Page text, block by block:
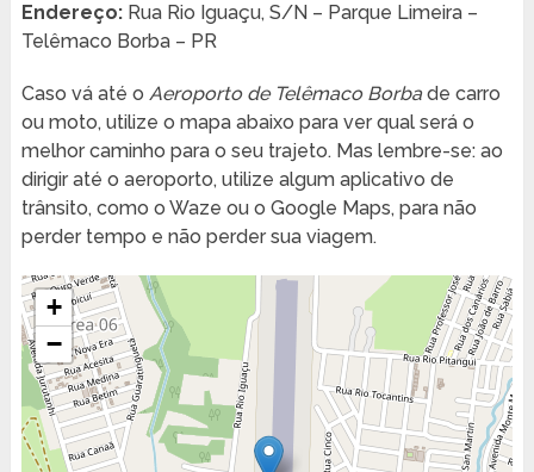
Endereço:Rua Rio Iguaçu, S/N – Parque Limeira –
Telêmaco Borba – PR
Caso vá até o Aeroporto de Telêmaco Borbade carro
ou moto, utilize o mapa abaixo para ver qual será o
melhor caminho para o seu trajeto. Mas lembre-se: ao
dirigir até o aeroporto, utilize algum aplicativo de
trânsito, como o Waze ou o Google Maps, para não
perder tempo e não perder sua viagem.
+
−